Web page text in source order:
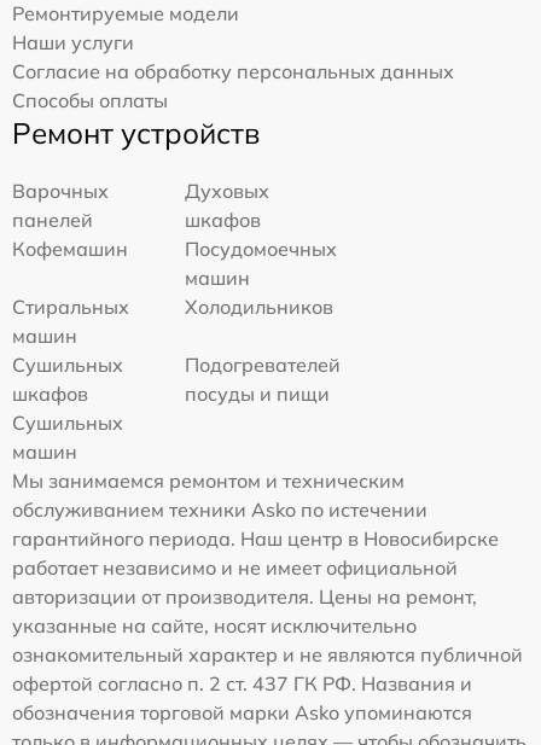
Ремонтируемые модели
Наши услуги
Согласие на обработку персональных данных
Способы оплаты
Ремонт устройств
Варочных
панелей
Духовых
шкафов
Кофемашин
Посудомоечных
машин
Стиральных
машин
Холодильников
Сушильных
шкафов
Подогревателей
посуды и пищи
Сушильных
машин
Мы занимаемся ремонтом и техническим
обслуживанием техники Asko по истечении
гарантийного периода. Наш центр в Новосибирске
работает независимо и не имеет официальной
авторизации от производителя. Цены на ремонт,
указанные на сайте, носят исключительно
ознакомительный характер и не являются публичной
офертой согласно п. 2 ст. 437 ГК РФ. Названия и
обозначения торговой марки Asko упоминаются